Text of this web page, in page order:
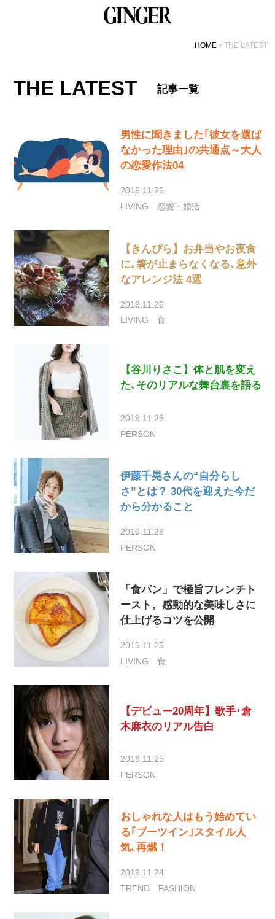
HOME THE LATEST
THE LATEST 記事一覧
男性に聞きました｢彼女を選ば
なかった理由｣の共通点～大人
の恋愛作法04
2019.11.26
LIVING
恋愛・婚活
【きんぴら】お弁当やお夜食
に｡箸が止まらなくなる､意外
なアレンジ法 4選
2019.11.26
LIVING
食
【谷川りさこ】体と肌を変え
た､そのリアルな舞台裏を語る
2019.11.26
PERSON
伊藤千晃さんの“自分らし
さ”とは？ 30代を迎えた今だ
から分かること
2019.11.26
PERSON
「食パン」で極旨フレンチト
ースト。感動的な美味しさに
仕上げるコツを公開
2019.11.25
LIVING
食
【デビュー20周年】歌手･倉
木麻衣のリアル告白
2019.11.25
PERSON
おしゃれな人はもう始めてい
る｢ブーツイン｣スタイル人
気､再燃！
2019.11.24
TREND
FASHION